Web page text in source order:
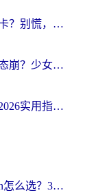
在非洲玩魔兽世界怀旧服总卡？别慌，这份指南帮你丝滑开荒
海外党必看：玩国服卡到心态崩？少女前线云图计划加速器免费推荐+碧蓝航线足球世界流畅攻略
海外打LOL用哪个加速器？2026实用指南：从延迟到设备适配，一篇解决你的国服游戏痛点
海外党必看：加速器免费vpn怎么选？3步教你无缝访问国内资源